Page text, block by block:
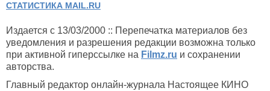
СТАТИСТИКА MAIL.RU
Издается с 13/03/2000 :: Перепечатка материалов без
уведомления и разрешения редакции возможна только
при активной гиперссылке на Filmz.ru и сохранении
авторства.
Главный редактор онлайн-журнала Настоящее КИНО